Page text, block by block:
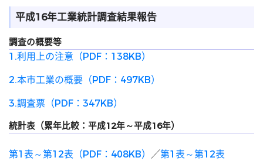
平成16年工業統計調査結果報告
調査の概要等
1.利用上の注意（PDF：138KB）
2.本市工業の概要（PDF：497KB）
3.調査票（PDF：347KB）
統計表（累年比較：平成12年～平成16年）
第1表～第12表（PDF：408KB） ／第1表～第12表